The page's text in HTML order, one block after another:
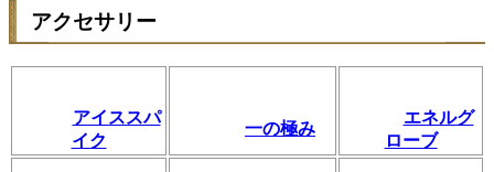
アクセサリー
アイススパ
イク
一の極み
エネルグ
ローブ